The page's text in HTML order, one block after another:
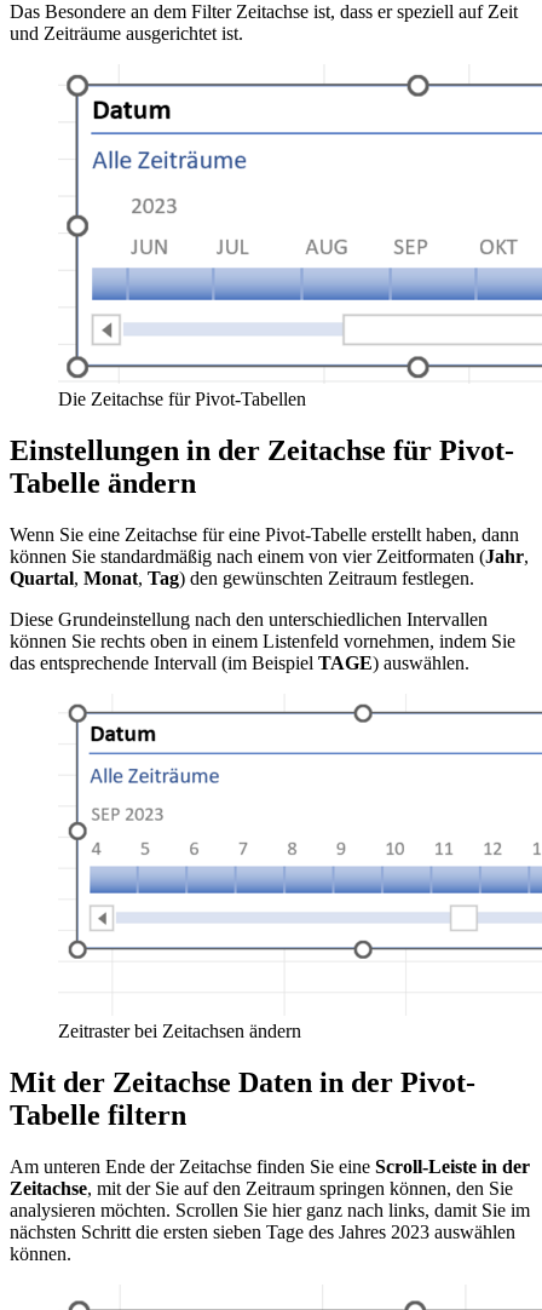
Das Besondere an dem Filter Zeitachse ist, dass er speziell auf Zeit
und Zeiträume ausgerichtet ist.
Die Zeitachse für Pivot-Tabellen
Einstellungen in der Zeitachse für Pivot-
Tabelle ändern
Wenn Sie eine Zeitachse für eine Pivot-Tabelle erstellt haben, dann
können Sie standardmäßig nach einem von vier Zeitformaten (Jahr,
Quartal, Monat, Tag) den gewünschten Zeitraum festlegen.
Diese Grundeinstellung nach den unterschiedlichen Intervallen
können Sie rechts oben in einem Listenfeld vornehmen, indem Sie
das entsprechende Intervall (im Beispiel TAGE) auswählen.
Zeitraster bei Zeitachsen ändern
Mit der Zeitachse Daten in der Pivot-
Tabelle filtern
Am unteren Ende der Zeitachse finden Sie eine Scroll-Leiste in der
Zeitachse, mit der Sie auf den Zeitraum springen können, den Sie
analysieren möchten. Scrollen Sie hier ganz nach links, damit Sie im
nächsten Schritt die ersten sieben Tage des Jahres 2023 auswählen
können.